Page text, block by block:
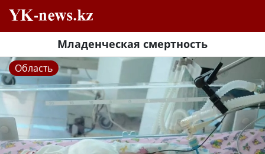
Младенческая смертность
Область